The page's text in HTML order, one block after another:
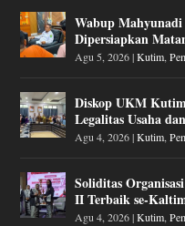
Wabup
Dipersiapkan
Agu 5, 2026|Kutim ,
Diskop UKM
Legalitas Usaha
Agu 4, 2026|Kutim ,
Soliditas
II Terbaik se-
Agu 4, 2026|Kutim ,